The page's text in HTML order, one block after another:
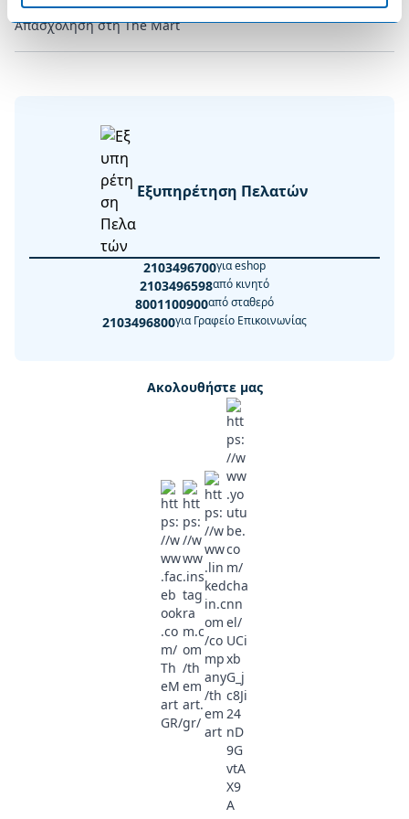
Απασχόληση στη The Mart
Εξυπηρέτηση Πελατών
2103496700για eshop
2103496598από κινητό
8001100900από σταθερό
2103496800για Γραφείο Επικοινωνίας
Ακολουθήστε μας